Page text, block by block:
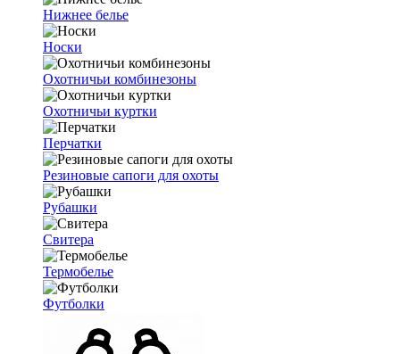
Нижнее белье
Носки
Охотничьи комбинезоны
Охотничьи куртки
Перчатки
Резиновые сапоги для охоты
Рубашки
Свитера
Термобелье
Футболки